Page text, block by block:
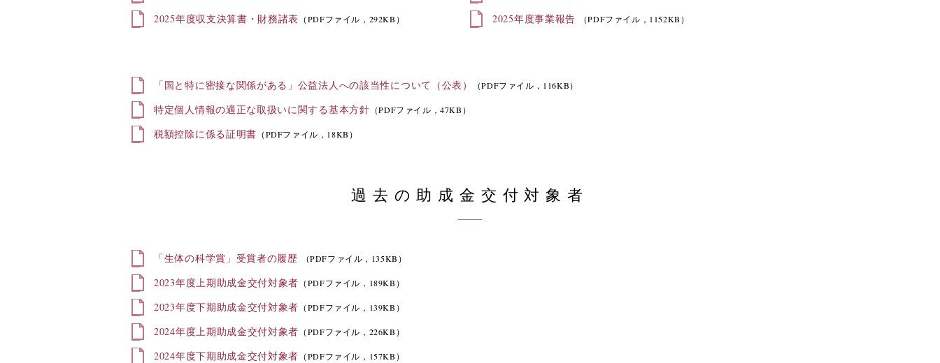
2025年度収支決算書・財務諸表 （PDFファイル，292KB） 2025年度事業報告 （PDFファイル，1152KB）
「国と特に密接な関係がある」公益法人への該当性について（公表） （PDFファイル，116KB）
特定個人情報の適正な取扱いに関する基本方針 （PDFファイル，47KB）
税額控除に係る証明書 （PDFファイル，18KB）
過去の助成金交付対象者
「生体の科学賞」受賞者の履歴 （PDFファイル，135KB）
2023年度上期助成金交付対象者 （PDFファイル，189KB）
2023年度下期助成金交付対象者 （PDFファイル，139KB）
2024年度上期助成金交付対象者 （PDFファイル，226KB）
2024年度下期助成金交付対象者 （PDFファイル，157KB）